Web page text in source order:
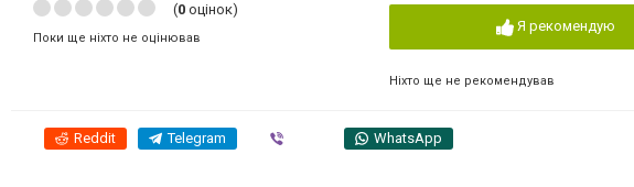
(0 оцінок)
Поки ще ніхто не оцінював
Я рекомендую
Ніхто ще не рекомендував
Reddit Telegram WhatsApp